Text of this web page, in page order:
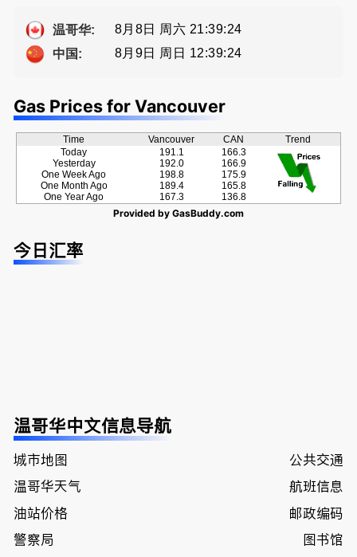
评
Sophia Fan
资产规划管
温哥华:
8月8日 周六 21:39:24
中国:
8月9日 周日 12:39:24
Gas Prices for Vancouver
Time Vancouver CAN
Trend
Today
Yesterday
One Week Ago
One Month Ago
One Year Ago
191.1
192.0
198.8
189.4
167.3
166.3
166.9
175.9
165.8
136.8
Provided by GasBuddy.com
今日汇率
温哥华中文信息导航
城市地图
公共交通
温哥华天气
航班信息
油站价格
邮政编码
警察局
图书馆